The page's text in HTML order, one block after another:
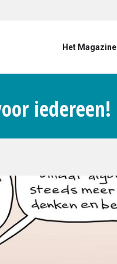
Het Magazine
iedereen!